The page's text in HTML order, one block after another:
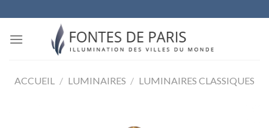
to
content
ACCUEIL / LUMINAIRES / LUMINAIRES CLASSIQUES